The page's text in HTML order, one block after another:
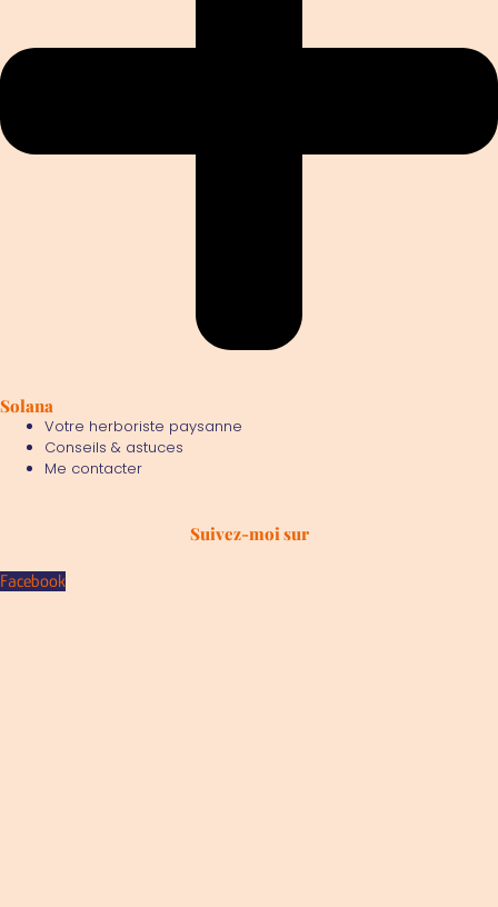
Solana
Votre herboriste paysanne
Conseils & astuces
Me contacter
Suivez-moi sur
Facebook